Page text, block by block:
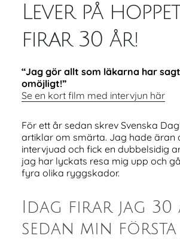
Lever på
firar 30 år!
“Jag gör allt som läkarna har
omöjligt!”
Se en kort film med intervjun här
För ett år sedan skrev Svenska
artiklar om smärta. Jag hade äran
intervjuad och fick en dubbelsidig
jag har lyckats resa mig upp och
fyra olika ryggskador.
Idag firar jag 30
sedan min första